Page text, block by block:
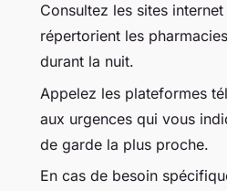
Consultez les sites
répertorient les
durant la nuit.
Appelez les plateformes
aux urgences qui vous
de garde la plus proche.
En cas de besoin